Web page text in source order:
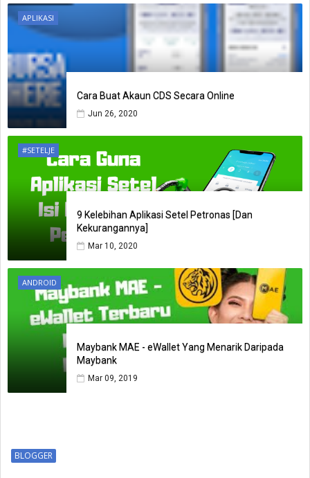
APLIKASI
Cara Buat Akaun CDS Secara Online
Jun 26, 2020
#SETELJE
9 Kelebihan Aplikasi Setel Petronas [Dan
Kekurangannya]
Mar 10, 2020
ANDROID
Maybank MAE - eWallet Yang Menarik Daripada
Maybank
Mar 09, 2019
BLOGGER